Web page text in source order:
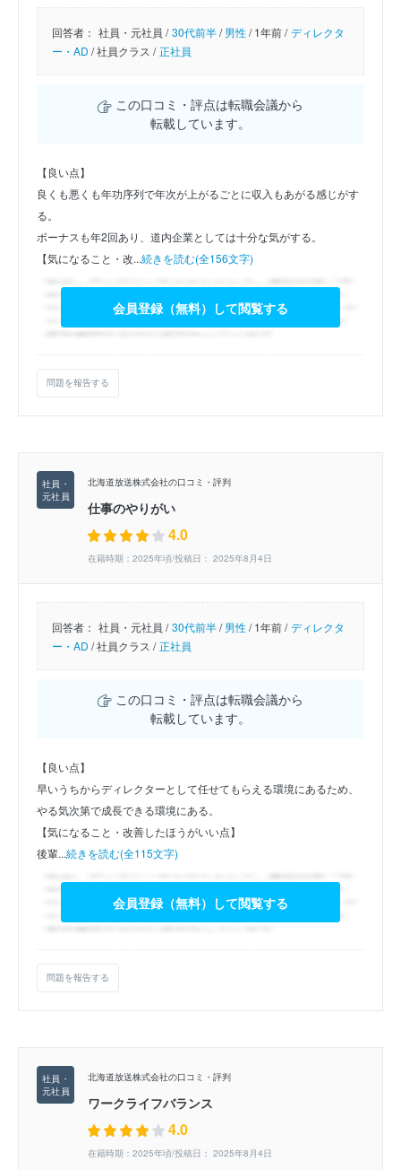
回答者： 社員・元社員 / 30代前半/男性/1年前 / ディレクタ
ー・AD /社員クラス / 正社員
この口コミ・評点は転職会議から
転載しています。
【良い点】
良くも悪くも年功序列で年次が上がるごとに収入もあがる感じがす
る。
ボーナスも年2回あり、道内企業としては十分な気がする。
【気になること・改...続きを読む(全156文字)
会員登録（無料）して閲覧する
問題を報告する
北海道放送株式会社の口コミ・評判
仕事のやりがい
4.0
在籍時期：2025年頃/投稿日： 2025年8月4日
回答者： 社員・元社員 / 30代前半/男性/1年前 / ディレクタ
ー・AD /社員クラス / 正社員
この口コミ・評点は転職会議から
転載しています。
【良い点】
早いうちからディレクターとして任せてもらえる環境にあるため、
やる気次第で成長できる環境にある。
【気になること・改善したほうがいい点】
後輩...続きを読む(全115文字)
会員登録（無料）して閲覧する
問題を報告する
北海道放送株式会社の口コミ・評判
ワークライフバランス
4.0
在籍時期：2025年頃/投稿日： 2025年8月4日